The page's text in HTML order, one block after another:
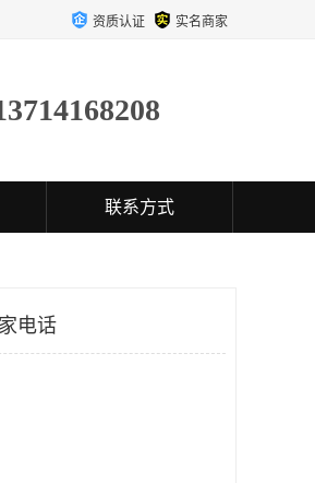
资质认证 实名商家
联系方式
电话